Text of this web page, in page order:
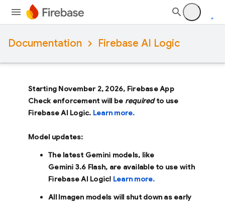
Documentation Firebase AI Logic
Starting November 2, 2026, Firebase App
Check enforcement will be requiredto use
Firebase AI Logic. Learn more.
Model updates:
The latest Gemini models, like
Gemini 3.6 Flash, are available to use with
Firebase AI Logic! Learn more.
All Imagen models will shut down as early